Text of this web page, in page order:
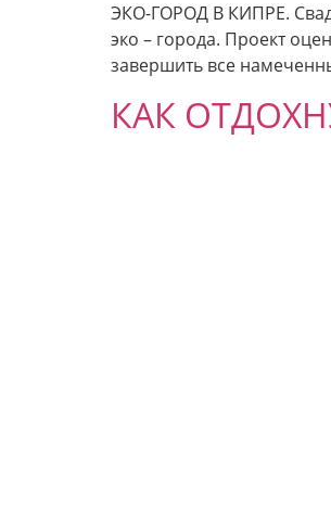
ЭКО-ГОРОД В КИПРЕ.
эко – города. Проект
завершить все
КАК